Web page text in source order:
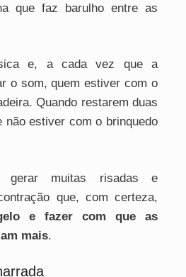
que faz barulho entre as
e, a cada vez que a
o som, quem estiver com o
Quando restarem duas
não estiver com o brinquedo
gerar muitas risadas e
que, com certeza,
e fazer com que as
mais.